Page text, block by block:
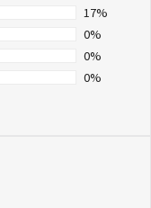
17%
0%
0%
0%